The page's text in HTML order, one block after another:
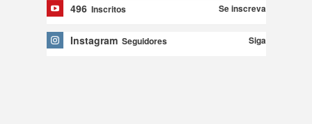
496 Inscritos Se inscreva
Instagram Seguidores Siga